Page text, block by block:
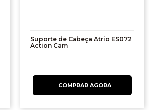
Suporte de Cabeça Atrio ES072
Action Cam